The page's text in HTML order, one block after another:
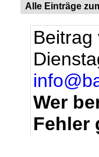
Alle Einträge
Beitrag
Wer
Fehler